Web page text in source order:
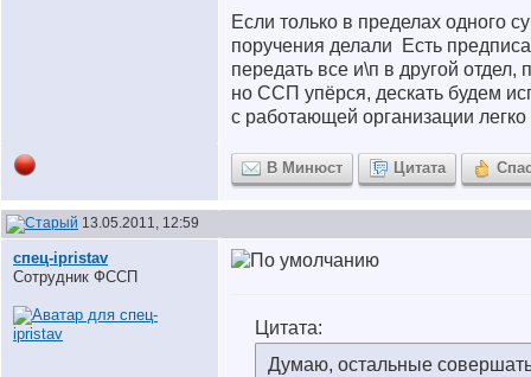
Если только в пределах одного
поручения делали
Есть
передать все и\п в другой отдел,
но ССП упёрся, дескать будем
с работающей организации легко
В Минюст Цитата
13.05.2011, 12:59
спец-ipristav
Сотрудник ФССП
Цитата:
Думаю, остальные